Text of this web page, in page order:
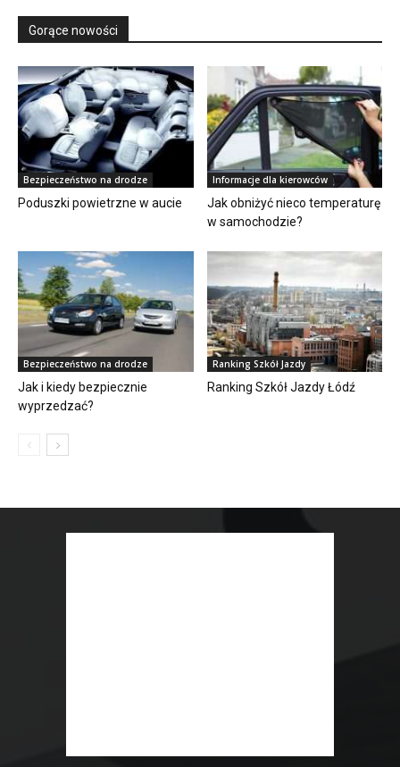
Gorące nowości
Bezpieczeństwo na drodze
Poduszki powietrzne w aucie
Informacje dla kierowców
Jak obniżyć nieco temperaturę
w samochodzie?
Bezpieczeństwo na drodze
Jak i kiedy bezpiecznie
wyprzedzać?
Ranking Szkół Jazdy
Ranking Szkół Jazdy Łódź